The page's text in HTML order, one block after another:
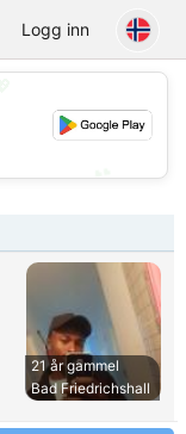
Logg inn
21 år gammel
Bad Friedrichshall